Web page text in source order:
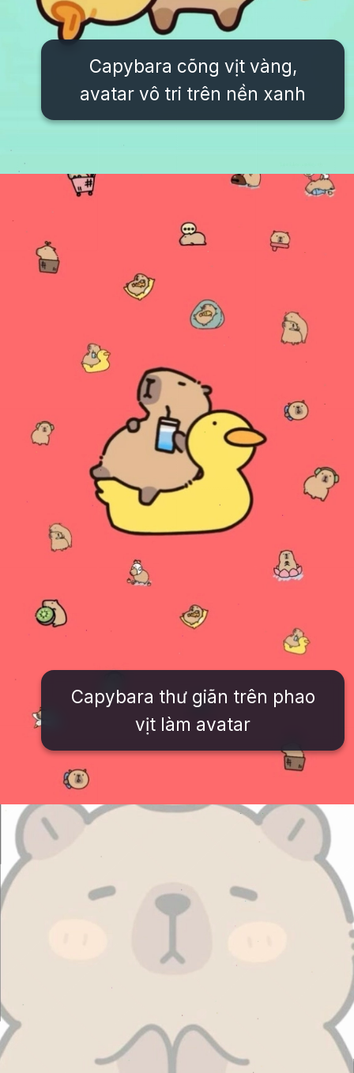
Capybara cõng vịt vàng,
avatar vô tri trên nền xanh
Đang mở https://issiloo.edu.vn/cute-vo-dien-avatar
Capybara thư giãn trên phao
vịt làm avatar
Đang mở https://issiloo.edu.vn/cute-vo-dien-avatar